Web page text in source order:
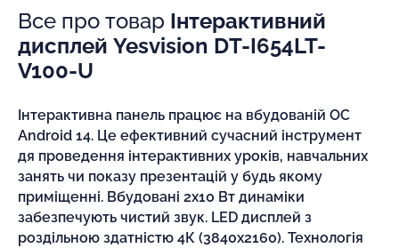
Все про товар Інтерактивний
дисплей Yesvision DT-I654LT-
V100-U
Інтерактивна панель працює на вбудованій OC
Android 14. Це ефективний сучасний інструмент
дя проведення інтерактивних уроків, навчальних
занять чи показу презентацій у будь якому
приміщенні. Вбудовані 2х10 Вт динаміки
забезпечують чистий звук. LED дисплей з
роздільною здатністю 4К (3840х2160). Технологія